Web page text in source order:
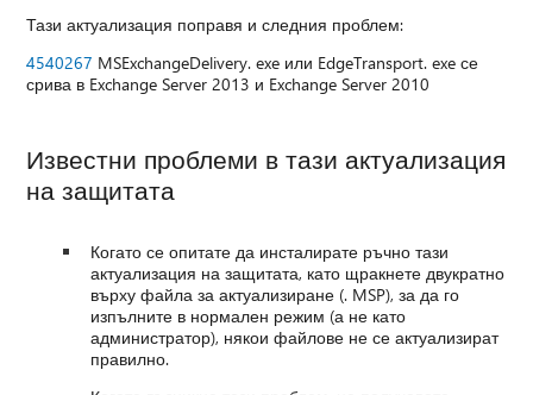
Тази актуализация поправя и следния проблем:
4540267 MSExchangeDelivery. exe или EdgeTransport. exe се
срива в Exchange Server 2013 и Exchange Server 2010
Известни проблеми в тази актуализация
на защитата
Когато се опитате да инсталирате ръчно тази
актуализация на защитата, като щракнете двукратно
върху файла за актуализиране (. MSP), за да го
изпълните в нормален режим (а не като
администратор), някои файлове не се актуализират
правилно.